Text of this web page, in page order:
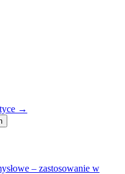
→
– zastosowanie w